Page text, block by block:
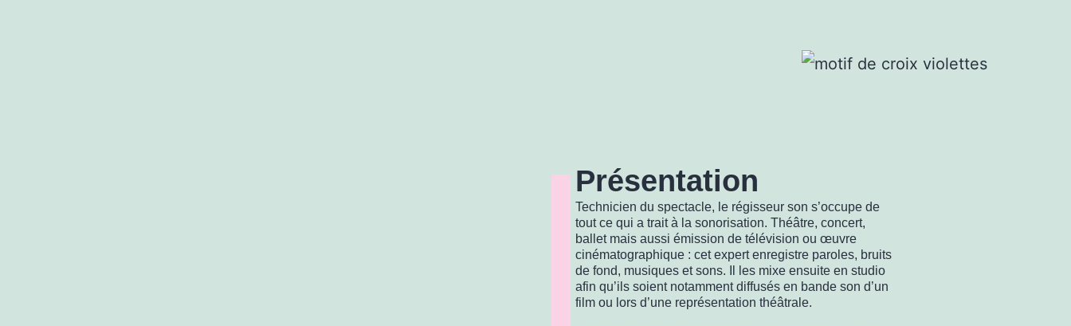
Présentation
Technicien du spectacle, le régisseur son s’occupe de
tout ce qui a trait à la sonorisation. Théâtre, concert,
ballet mais aussi émission de télévision ou œuvre
cinématographique : cet expert enregistre paroles, bruits
de fond, musiques et sons. Il les mixe ensuite en studio
afin qu’ils soient notamment diffusés en bande son d’un
film ou lors d’une représentation théâtrale.